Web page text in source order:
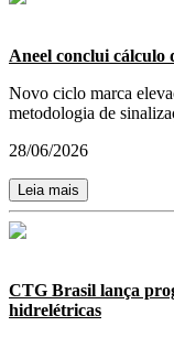
Aneel conclui cálculo
Novo ciclo marca
metodologia de
28/06/2026
Leia mais
CTG Brasil lança
hidrelétricas